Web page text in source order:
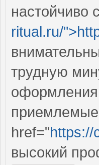
настойчиво
ritual.ru/
трудную
оформления
href="https://
высокий